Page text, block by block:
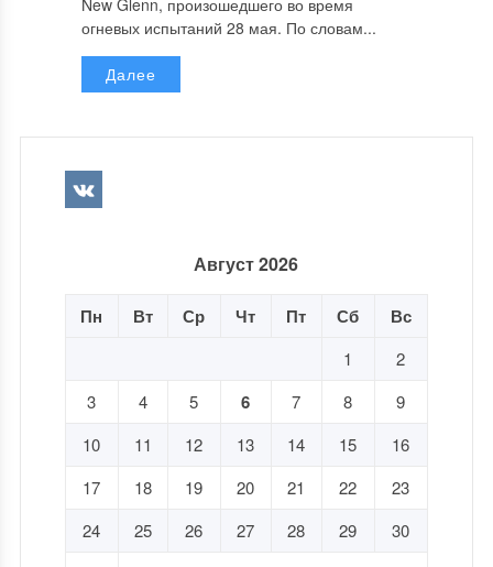
New Glenn, произошедшего во время
огневых испытаний 28 мая. По словам...
Далее
Август 2026
Пн Вт Ср Чт Пт Сб Вс
1
2
3
4 5 6 7 8
9
10
11 12 13 14 15
16
17
18 19 20 21 22
23
24
25 26 27 28 29
30